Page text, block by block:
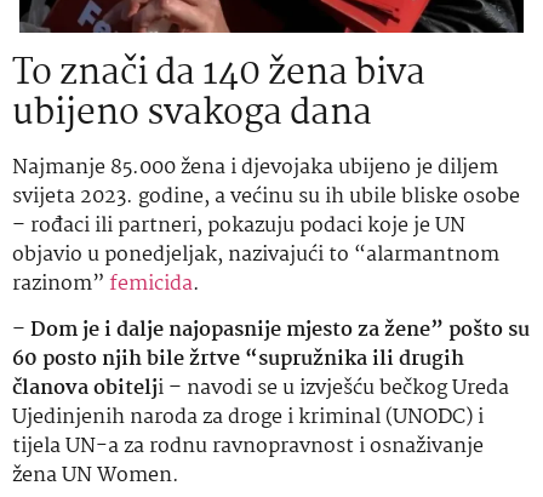
To znači da 140 žena biva
ubijeno svakoga dana
Najmanje 85.000 žena i djevojaka ubijeno je diljem
svijeta 2023. godine, a većinu su ih ubile bliske osobe
– rođaci ili partneri, pokazuju podaci koje je UN
objavio u ponedjeljak, nazivajući to “alarmantnom
razinom”femicida.
–Dom je i dalje najopasnije mjesto za žene” pošto su
60 posto njih bile žrtve “supružnika ili drugih
članova obitelji – navodi se u izvješću bečkog Ureda
Ujedinjenih naroda za droge i kriminal (UNODC) i
tijela UN-a za rodnu ravnopravnost i osnaživanje
žena UN Women.